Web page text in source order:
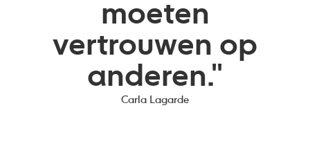
moeten
vertrouwen op
anderen."
Carla Lagarde